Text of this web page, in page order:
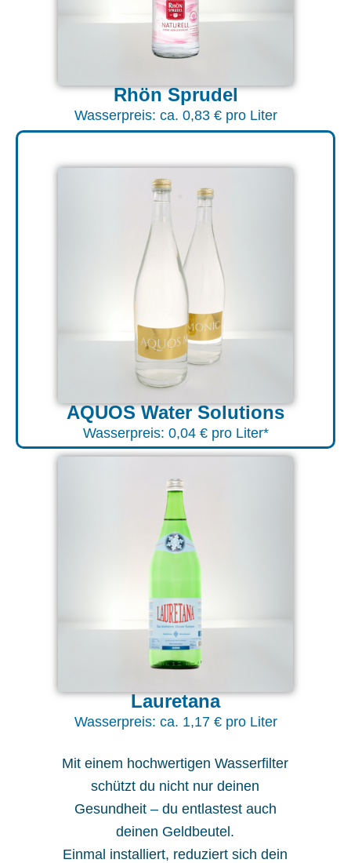
Rhön Sprudel
Wasserpreis: ca. 0,83 € pro Liter
AQUOS Water Solutions
Wasserpreis: 0,04 € pro Liter*
Lauretana
Wasserpreis: ca. 1,17 € pro Liter
Mit einem hochwertigen Wasserfilter
schützt du nicht nur deinen
Gesundheit – du entlastest auch
deinen Geldbeutel.
Einmal installiert, reduziert sich dein